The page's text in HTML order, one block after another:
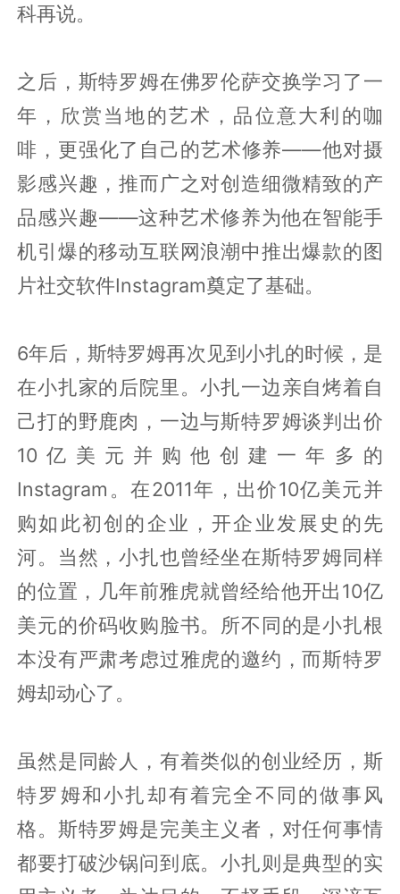
科再说。
之后，斯特罗姆在佛罗伦萨交换学习了一
年，欣赏当地的艺术，品位意大利的咖
啡，更强化了自己的艺术修养——他对摄
影感兴趣，推而广之对创造细微精致的产
品感兴趣——这种艺术修养为他在智能手
机引爆的移动互联网浪潮中推出爆款的图
片社交软件Instagram奠定了基础。
6年后，斯特罗姆再次见到小扎的时候，是
在小扎家的后院里。小扎一边亲自烤着自
己打的野鹿肉，一边与斯特罗姆谈判出价
10亿美元并购他创建一年多的
Instagram。在2011年，出价10亿美元并
购如此初创的企业，开企业发展史的先
河。当然，小扎也曾经坐在斯特罗姆同样
的位置，几年前雅虎就曾经给他开出10亿
美元的价码收购脸书。所不同的是小扎根
本没有严肃考虑过雅虎的邀约，而斯特罗
姆却动心了。
虽然是同龄人，有着类似的创业经历，斯
特罗姆和小扎却有着完全不同的做事风
格。斯特罗姆是完美主义者，对任何事情
都要打破沙锅问到底。小扎则是典型的实